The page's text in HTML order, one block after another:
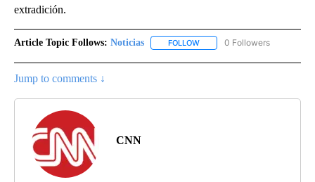
extradición.
Article Topic Follows: Noticias FOLLOW FOLLOW "NOTICIAS" TO
0 Followers
Jump to comments ↓
CNN